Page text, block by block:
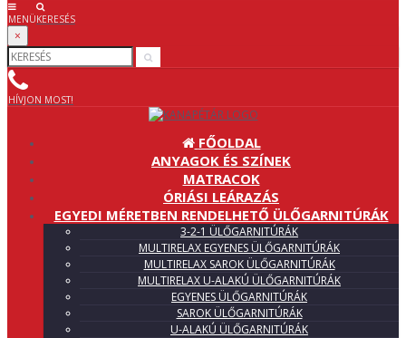
MENÜKERESÉS
×
HÍVJON MOST!
FŐOLDAL
ANYAGOK ÉS SZÍNEK
MATRACOK
ÓRIÁSI LEÁRAZÁS
EGYEDI MÉRETBEN RENDELHETŐ ÜLŐGARNITÚRÁK
3-2-1 ÜLŐGARNITÚRÁK
MULTIRELAX EGYENES ÜLŐGARNITÚRÁK
MULTIRELAX SAROK ÜLŐGARNITÚRÁK
MULTIRELAX U-ALAKÚ ÜLŐGARNITÚRÁK
EGYENES ÜLŐGARNITÚRÁK
SAROK ÜLŐGARNITÚRÁK
U-ALAKÚ ÜLŐGARNITÚRÁK